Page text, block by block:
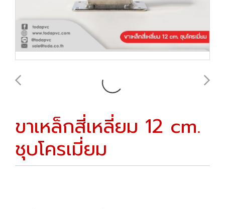
ขาเหล็กสี่เหลี่ยม 12 cm.
ชุบโครเมี่ยม